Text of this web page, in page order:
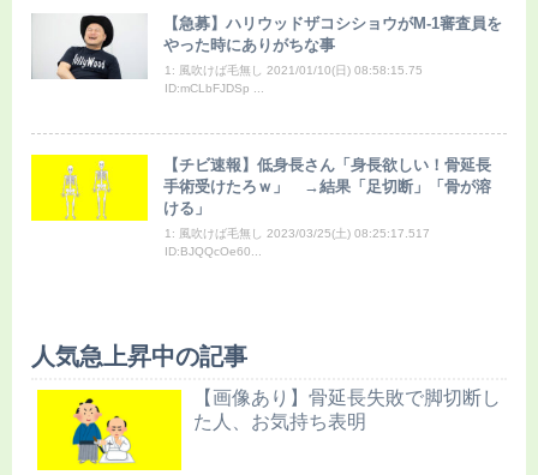
【急募】ハリウッドザコシショウがM-1審査員を
やった時にありがちな事
1: 風吹けば毛無し 2021/01/10(日) 08:58:15.75
ID:mCLbFJDSp ...
【チビ速報】低身長さん「身長欲しい！骨延長
手術受けたろｗ」 →結果「足切断」「骨が溶
ける」
1: 風吹けば毛無し 2023/03/25(土) 08:25:17.517
ID:BJQQcOe60...
人気急上昇中の記事
【画像あり】骨延長失敗で脚切断し
た人、お気持ち表明